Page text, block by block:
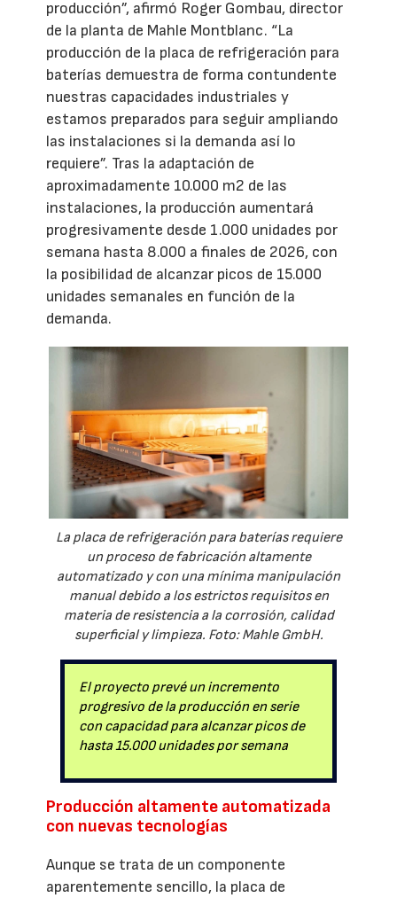
producción”, afirmó Roger Gombau, director
de la planta de Mahle Montblanc. “La
producción de la placa de refrigeración para
baterías demuestra de forma contundente
nuestras capacidades industriales y
estamos preparados para seguir ampliando
las instalaciones si la demanda así lo
requiere”. Tras la adaptación de
aproximadamente 10.000 m2 de las
instalaciones, la producción aumentará
progresivamente desde 1.000 unidades por
semana hasta 8.000 a finales de 2026, con
la posibilidad de alcanzar picos de 15.000
unidades semanales en función de la
demanda.
La placa de refrigeración para baterías requiere
un proceso de fabricación altamente
automatizado y con una mínima manipulación
manual debido a los estrictos requisitos en
materia de resistencia a la corrosión, calidad
superficial y limpieza. Foto: Mahle GmbH.
El proyecto prevé un incremento
progresivo de la producción en serie
con capacidad para alcanzar picos de
hasta 15.000 unidades por semana
Producción altamente automatizada
con nuevas tecnologías
Aunque se trata de un componente
aparentemente sencillo, la placa de